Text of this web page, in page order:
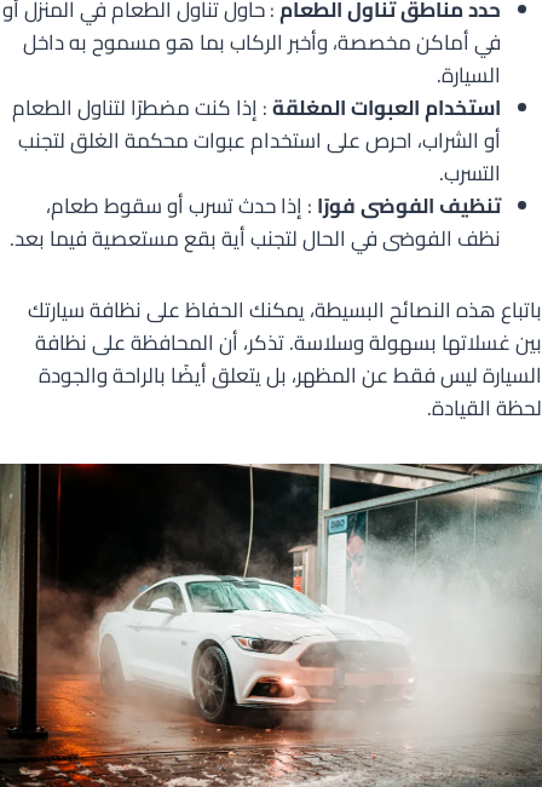
حدد مناطق تناول الطعام: حاول تناول الطعام في المنزل أو
في أماكن مخصصة، وأخبر الركاب بما هو مسموح به داخل
السيارة.
استخدام العبوات المغلقة: إذا كنت مضطرًا لتناول الطعام
أو الشراب، احرص على استخدام عبوات محكمة الغلق لتجنب
التسرب.
تنظيف الفوضى فورًا: إذا حدث تسرب أو سقوط طعام،
نظف الفوضى في الحال لتجنب أية بقع مستعصية فيما بعد.
باتباع هذه النصائح البسيطة، يمكنك الحفاظ على نظافة سيارتك
بين غسلاتها بسهولة وسلاسة. تذكر، أن المحافظة على نظافة
السيارة ليس فقط عن المظهر، بل يتعلق أيضًا بالراحة والجودة
لحظة القيادة.